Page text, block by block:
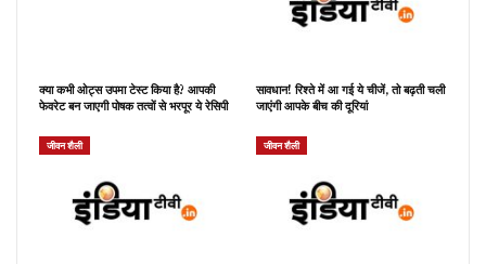
क्या कभी ओट्स उपमा टेस्ट किया है? आपकी
फेवरेट बन जाएगी पोषक तत्वों से भरपूर ये रेसिपी
सावधान! रिश्ते में आ गई ये चीजें, तो बढ़ती चली
जाएंगी आपके बीच की दूरियां
जीवन शैली जीवन शैली